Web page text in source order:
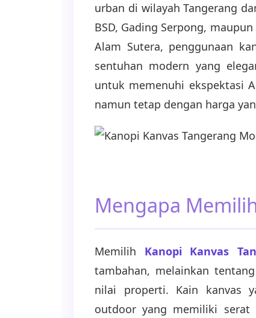
urban di wilayah Tangerang
BSD, Gading Serpong,
Alam Sutera, penggunaan
sentuhan modern yang
untuk memenuhi ekspektasi
namun tetap dengan harga
Mengapa
Memilih Kanopi Kanvas
tambahan, melainkan
nilai properti. Kain kanvas
outdoor yang memiliki